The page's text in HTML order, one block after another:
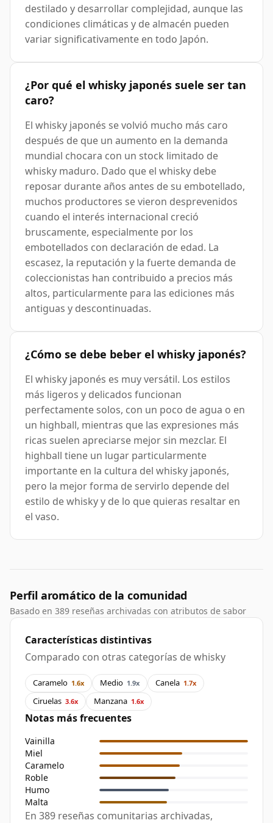
destilado y desarrollar complejidad, aunque las
condiciones climáticas y de almacén pueden
variar significativamente en todo Japón.
¿Por qué el whisky japonés suele ser tan
caro?
El whisky japonés se volvió mucho más caro
después de que un aumento en la demanda
mundial chocara con un stock limitado de
whisky maduro. Dado que el whisky debe
reposar durante años antes de su embotellado,
muchos productores se vieron desprevenidos
cuando el interés internacional creció
bruscamente, especialmente por los
embotellados con declaración de edad. La
escasez, la reputación y la fuerte demanda de
coleccionistas han contribuido a precios más
altos, particularmente para las ediciones más
antiguas y descontinuadas.
¿Cómo se debe beber el whisky japonés?
El whisky japonés es muy versátil. Los estilos
más ligeros y delicados funcionan
perfectamente solos, con un poco de agua o en
un highball, mientras que las expresiones más
ricas suelen apreciarse mejor sin mezclar. El
highball tiene un lugar particularmente
importante en la cultura del whisky japonés,
pero la mejor forma de servirlo depende del
estilo de whisky y de lo que quieras resaltar en
el vaso.
Perfil aromático de la comunidad
Basado en 389 reseñas archivadas con atributos de sabor
Características distintivas
Comparado con otras categorías de whisky
Caramelo 1.6x Medio 1.9x Canela 1.7x
Ciruelas 3.6x Manzana 1.6x
Notas más frecuentes
Vainilla
Miel
Caramelo
Roble
Humo
Malta
En 389 reseñas comunitarias archivadas,